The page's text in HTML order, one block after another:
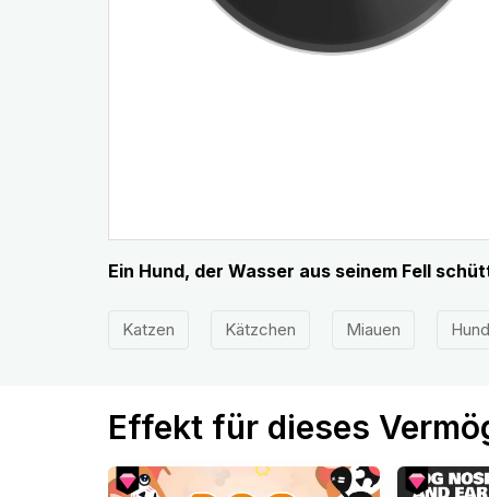
Ein Hund, der Wasser aus seinem Fell
Katzen Kätzchen Miauen
Effekt für dieses